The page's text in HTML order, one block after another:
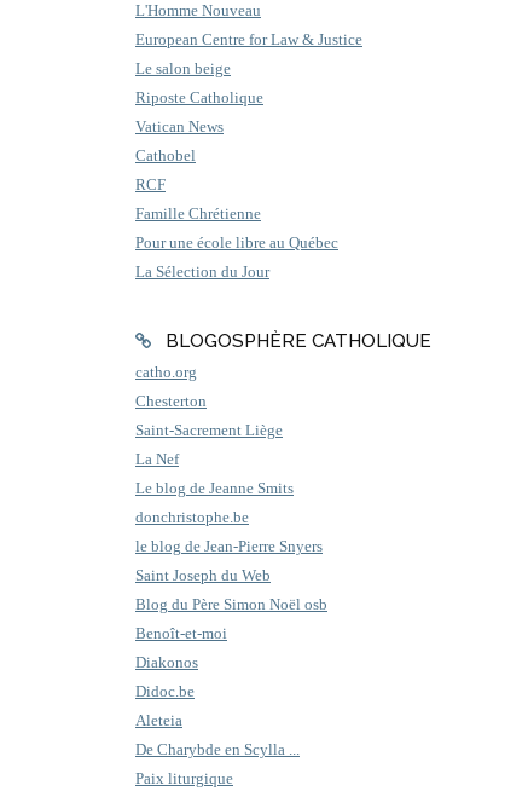
L'Homme Nouveau
European Centre for Law & Justice
Le salon beige
Riposte Catholique
Vatican News
Cathobel
RCF
Famille Chrétienne
Pour une école libre au Québec
La Sélection du Jour
BLOGOSPHÈRE CATHOLIQUE
catho.org
Chesterton
Saint-Sacrement Liège
La Nef
Le blog de Jeanne Smits
donchristophe.be
le blog de Jean-Pierre Snyers
Saint Joseph du Web
Blog du Père Simon Noël osb
Benoît-et-moi
Diakonos
Didoc.be
Aleteia
De Charybde en Scylla ...
Paix liturgique